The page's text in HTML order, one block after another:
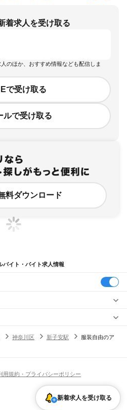
着求人を受け取る
のほか、おすすめ情報なども配信しま
で受け取る
ルで受け取る
料ダウンロード
バイト・バイト求人情報
武蔵小杉駅
中野島駅稲田堤駅八丁畷駅
バー（BAR）・バーテンダー
食店（店長・マネージャー）
髪型・髪色自由
留学生・外国人活躍中
神奈川区 新子安駅
服装自由のア
新着求人を受け取る
用規約・プライバシーポリシー